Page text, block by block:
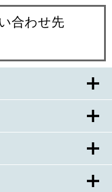
合わせ先